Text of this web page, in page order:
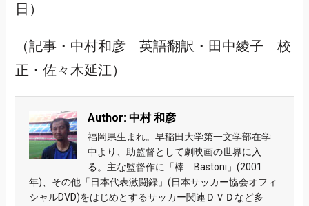
日）
（記事・中村和彦 英語翻訳・田中綾子 校
正・佐々木延江）
Author: 中村 和彦
福岡県生まれ。早稲田大学第一文学部在学
中より、助監督として劇映画の世界に入
る。主な監督作に「棒 Bastoni」(2001
年)、その他「日本代表激闘録」(日本サッカー協会オフィ
シャルDVD)をはじめとするサッカー関連ＤＶＤなど多